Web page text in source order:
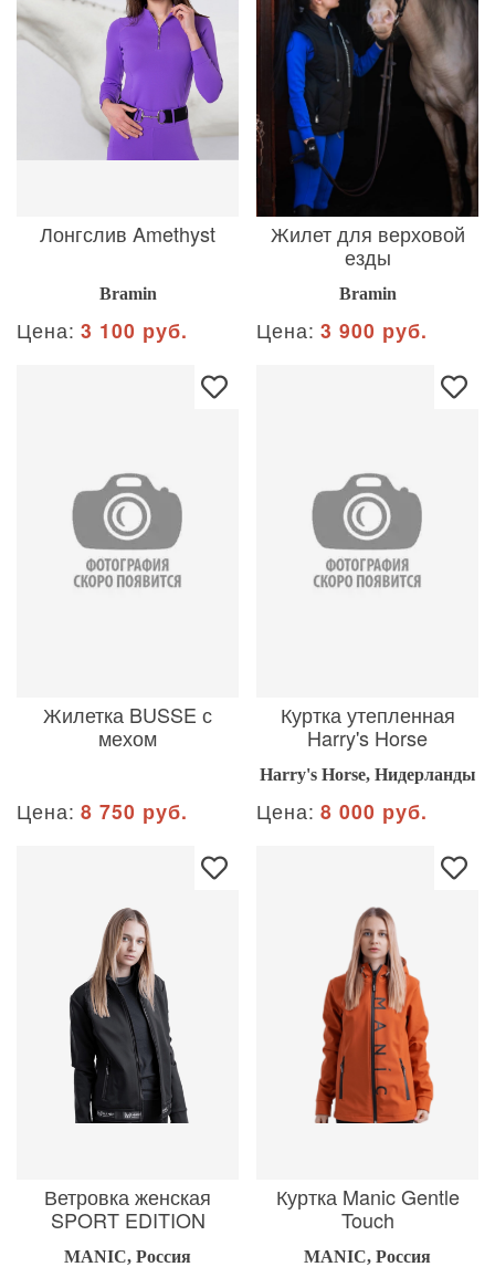
Лонгслив Amethyst
Bramin
Цена: 3 100 руб.
Жилет для верховой
езды
Bramin
Цена: 3 900 руб.
Жилетка BUSSE с
мехом
Цена: 8 750 руб.
Куртка утепленная
Harry's Horse
Harry's Horse, Нидерланды
Цена: 8 000 руб.
Ветровка женская
SPORT EDITION
MANIC, Россия
Куртка Manic Gentle
Touch
MANIC, Россия